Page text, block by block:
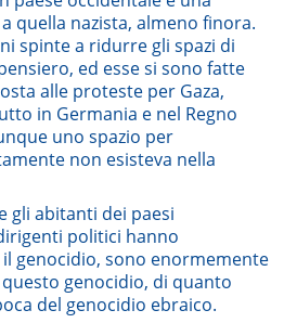
quella nazista, almeno finora.
spinte a ridurre gli spazi di
ed esse si sono fatte
alle proteste per Gaza,
in Germania e nel Regno
uno spazio per
non esisteva nella
gli abitanti dei paesi
politici hanno
genocidio, sono enormemente
genocidio, di quanto
del genocidio ebraico.